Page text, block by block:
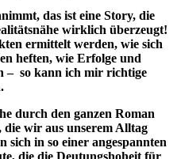
das ist eine Story, die
wirklich überzeugt!
ermittelt werden, wie sich
heften, wie Erfolge und
– so kann ich mir richtige
durch den ganzen Roman
die wir aus unserem Alltag
in so einer angespannten
die die Deutungshoheit für